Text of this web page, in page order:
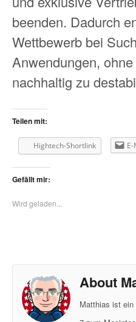
beenden. Dadurch
Wettbewerb bei
Anwendungen,
nachhaltig zu
Teilen mit:
Hightech-Shortlink
Gefällt mir:
Wird geladen...
About
Matthias ist